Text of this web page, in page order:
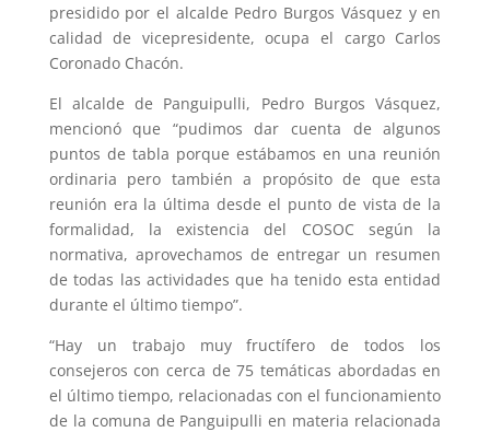
presidido por el alcalde Pedro Burgos Vásquez y en
calidad de vicepresidente, ocupa el cargo Carlos
Coronado Chacón.
El alcalde de Panguipulli, Pedro Burgos Vásquez,
mencionó que “pudimos dar cuenta de algunos
puntos de tabla porque estábamos en una reunión
ordinaria pero también a propósito de que esta
reunión era la última desde el punto de vista de la
formalidad, la existencia del COSOC según la
normativa, aprovechamos de entregar un resumen
de todas las actividades que ha tenido esta entidad
durante el último tiempo”.
“Hay un trabajo muy fructífero de todos los
consejeros con cerca de 75 temáticas abordadas en
el último tiempo, relacionadas con el funcionamiento
de la comuna de Panguipulli en materia relacionada